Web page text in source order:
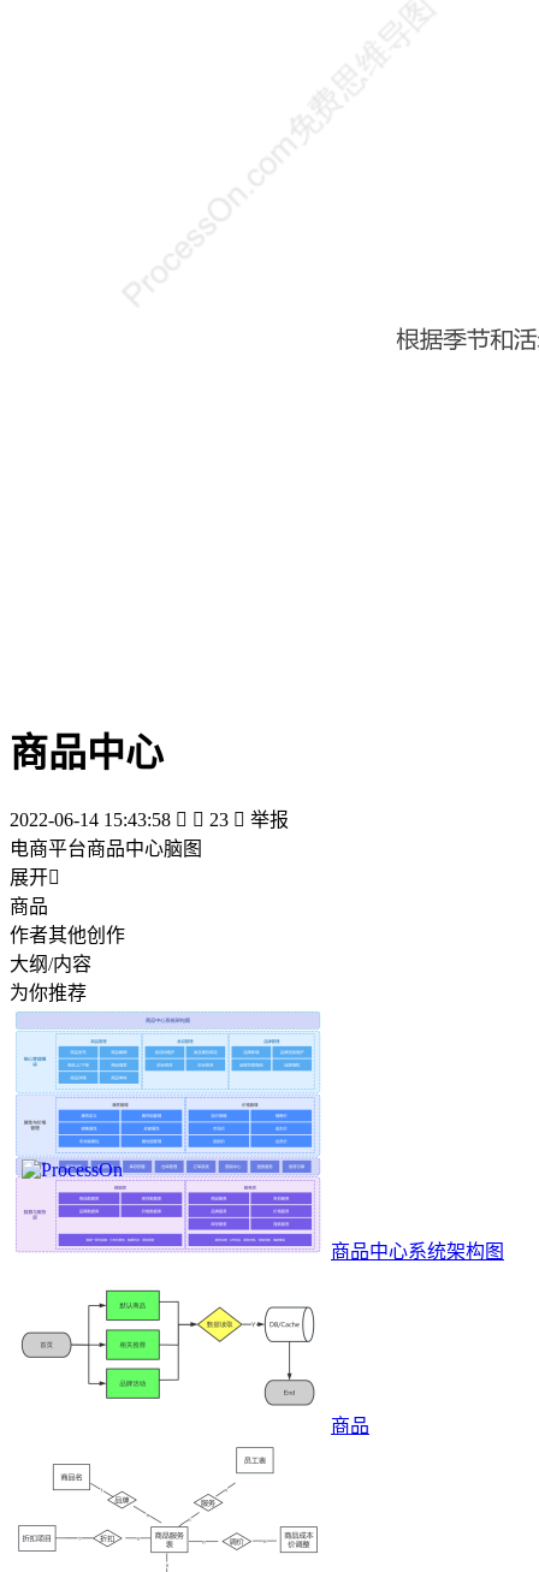
商品中心
2022-06-14 15:43:58   23  举报
电商平台商品中心脑图
展开
商品
作者其他创作
大纲/内容
为你推荐
商品中心系统架构图
商品